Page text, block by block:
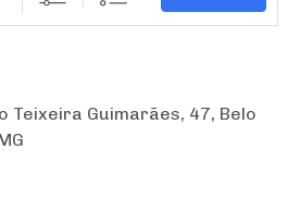
Teixeira Guimarães, 47, Belo